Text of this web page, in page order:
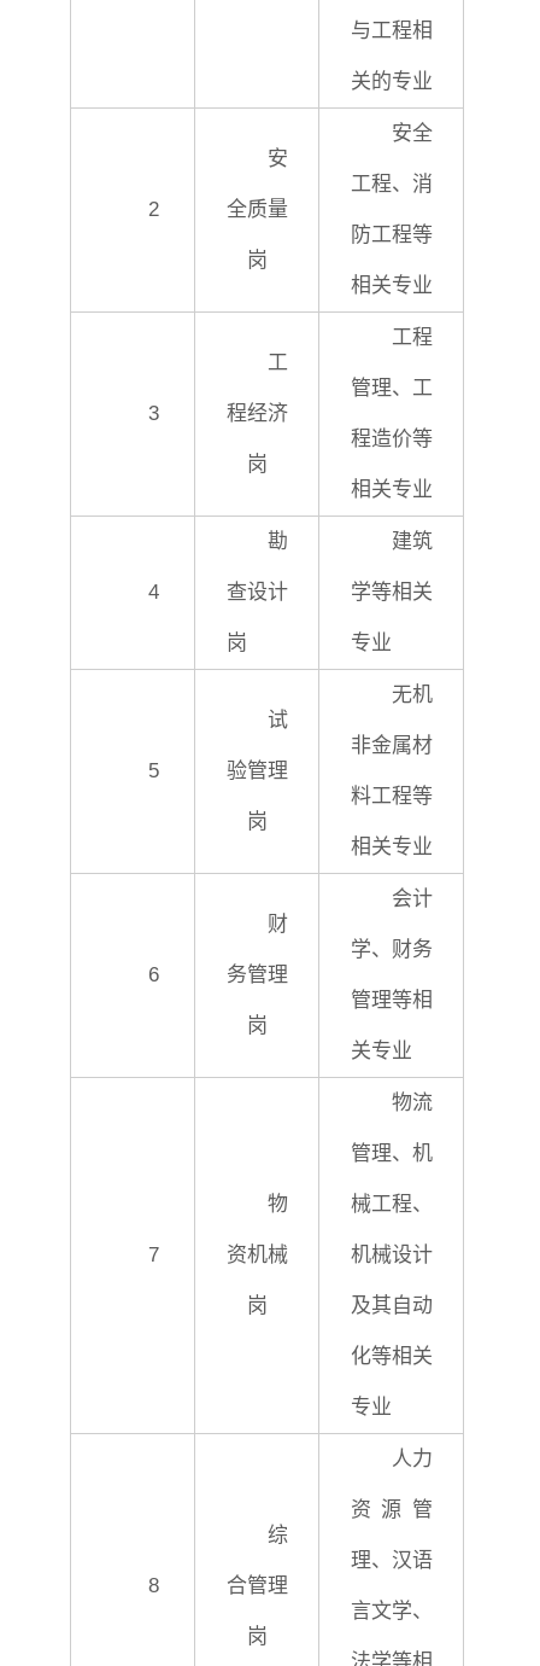
与工程相
关的专业
2
安
全质量
岗
安全
工程、消
防工程等
相关专业
3
工
程经济
岗
工程
管理、工
程造价等
相关专业
4
勘
查设计
岗
建筑
学等相关
专业
5
试
验管理
岗
无机
非金属材
料工程等
相关专业
6
财
务管理
岗
会计
学、财务
管理等相
关专业
7
物
资机械
岗
物流
管理、机
械工程、
机械设计
及其自动
化等相关
专业
8
综
合管理
岗
人力
资源管
理、汉语
言文学、